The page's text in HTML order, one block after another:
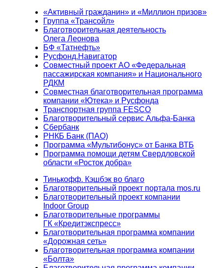
«Активный гражданин» и «Миллион призов»
Группа «Трансойл»
Благотворительная деятельность
Олега Леонова
БФ «Татнефть»
Русфонд.Навигатор
Совместный проект АО «Федеральная
пассажирская компания» и Национального
РДКМ
Совместная благотворительная программа
компании «Ютека» и Русфонда
Транспортная группа FESCO
Благотворительный сервис Альфа-Банка
Сбербанк
РНКБ Банк (ПАО)
Программа «Мультибонус» от Банка ВТБ
Программа помощи детям Свердловской
области «Росток добра»
Тинькофф. Кэшбэк во благо
Благотворительный проект портала mos.ru
Благотворительный проект компании
Indoor Group
Благотворительные программы
ГК «Кредитэкспресс»
Благотворительная программа компании
«Дорожная сеть»
Благотворительная программа компании
«Болта»